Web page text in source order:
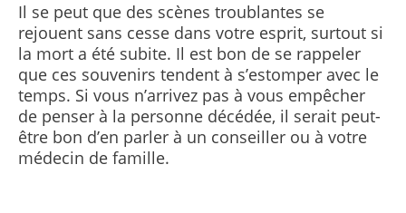
Il se peut que des scènes troublantes se
rejouent sans cesse dans votre esprit, surtout si
la mort a été subite. Il est bon de se rappeler
que ces souvenirs tendent à s’estomper avec le
temps. Si vous n’arrivez pas à vous empêcher
de penser à la personne décédée, il serait peut-
être bon d’en parler à un conseiller ou à votre
médecin de famille.